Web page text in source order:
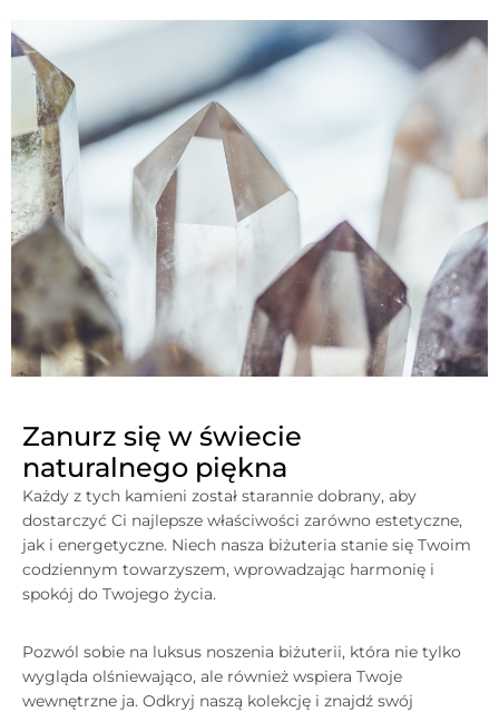
Zanurz się w świecie
naturalnego piękna
Każdy z tych kamieni został starannie dobrany, aby
dostarczyć Ci najlepsze właściwości zarówno estetyczne,
jak i energetyczne. Niech nasza biżuteria stanie się Twoim
codziennym towarzyszem, wprowadzając harmonię i
spokój do Twojego życia.
Pozwól sobie na luksus noszenia biżuterii, która nie tylko
wygląda olśniewająco, ale również wspiera Twoje
wewnętrzne ja. Odkryj naszą kolekcję i znajdź swój